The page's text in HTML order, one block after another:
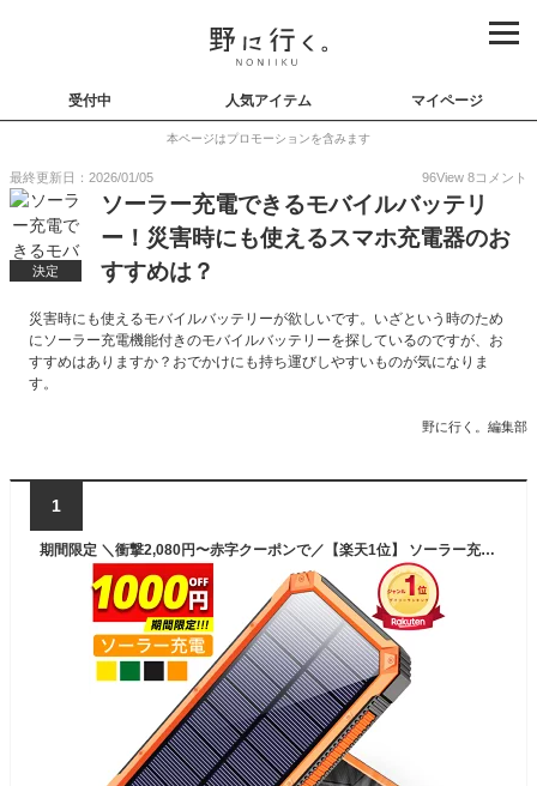
受付中 人気アイテム マイページ
本ページはプロモーションを含みます
最終更新日：2026/01/05 96View 8コメント
決定
ソーラー充電できるモバイルバッテリ
ー！災害時にも使えるスマホ充電器のお
すすめは？
災害時にも使えるモバイルバッテリーが欲しいです。いざという時のため
にソーラー充電機能付きのモバイルバッテリーを探しているのですが、お
すすめはありますか？おでかけにも持ち運びしやすいものが気になりま
す。
野に行く。編集部
1
期間限定 ＼衝撃2,080円〜赤字クーポンで／【楽天1位】 ソーラー充電器 15000mAh 2台同時充電 モバイルバッテリー 大容量 軽量 太陽能 充電器 薄型 2台同時充電 スマホ充電器 携帯充電器 ソーラーチャージャー LEDライト ソーラーパネル 地震/防災/防塵/耐衝撃 父の日